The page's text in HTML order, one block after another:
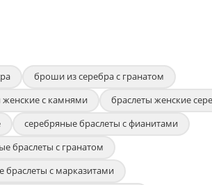
броши из серебра с гранатом
женские с камнями
браслеты женские
серебряные браслеты с фианитами
браслеты с гранатом
браслеты с марказитами